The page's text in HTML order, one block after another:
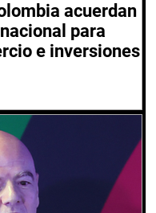
acuerdan
para
e inversiones